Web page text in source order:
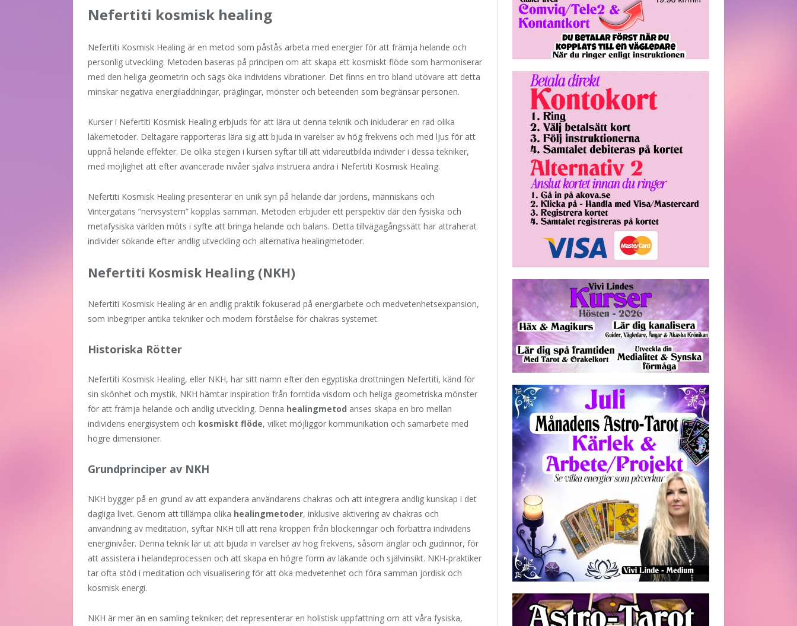
Nefertiti kosmisk healing
Nefertiti Kosmisk Healing är en metod som påstås arbeta med energier för att främja helande och
personlig utveckling. Metoden baseras på principen om att skapa ett kosmiskt flöde som harmoniserar
med den heliga geometrin och sägs öka individens vibrationer. Det finns en tro bland utövare att detta
minskar negativa energiladdningar, präglingar, mönster och beteenden som begränsar personen.
Kurser i Nefertiti Kosmisk Healing erbjuds för att lära ut denna teknik och inkluderar en rad olika
läkemetoder. Deltagare rapporteras lära sig att bjuda in varelser av hög frekvens och med ljus för att
uppnå helande effekter. De olika stegen i kursen syftar till att vidareutbilda individer i dessa tekniker,
med möjlighet att efter avancerade nivåer själva instruera andra i Nefertiti Kosmisk Healing.
Nefertiti Kosmisk Healing presenterar en unik syn på helande där jordens, människans och
Vintergatans ”nervsystem” kopplas samman. Metoden erbjuder ett perspektiv där den fysiska och
metafysiska världen möts i syfte att bringa helande och balans. Detta tillvägagångssätt har attraherat
individer sökande efter andlig utveckling och alternativa healingmetoder.
Nefertiti Kosmisk Healing (NKH)
Nefertiti Kosmisk Healing är en andlig praktik fokuserad på energiarbete och medvetenhetsexpansion,
som inbegriper antika tekniker och modern förståelse för chakras systemet.
Historiska Rötter
Nefertiti Kosmisk Healing, eller NKH, har sitt namn efter den egyptiska drottningen Nefertiti, känd för
sin skönhet och mystik. NKH hämtar inspiration från forntida visdom och heliga geometriska mönster
för att främja helande och andlig utveckling. Denna healingmetod anses skapa en bro mellan
individens energisystem och kosmiskt flöde, vilket möjliggör kommunikation och samarbete med
högre dimensioner.
Grundprinciper av NKH
NKH bygger på en grund av att expandera användarens chakras och att integrera andlig kunskap i det
dagliga livet. Genom att tillämpa olika healingmetoder, inklusive aktivering av chakras och
användning av meditation, syftar NKH till att rena kroppen från blockeringar och förbättra individens
energinivåer. Denna teknik lär ut att bjuda in varelser av hög frekvens, såsom änglar och gudinnor, för
att assistera i helandeprocessen och att skapa en högre form av läkande och självinsikt. NKH-praktiker
tar ofta stöd i meditation och visualisering för att öka medvetenhet och föra samman jordisk och
kosmisk energi.
NKH är mer än en samling tekniker; det representerar en holistisk uppfattning om att våra fysiska,